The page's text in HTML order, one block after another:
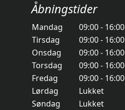
Åbningstider
Mandag
09:00 - 16:00
Tirsdag
09:00 - 16:00
Onsdag
09:00 - 16:00
Torsdag
09:00 - 16:00
Fredag
09:00 - 16:00
Lørdag
Lukket
Søndag
Lukket